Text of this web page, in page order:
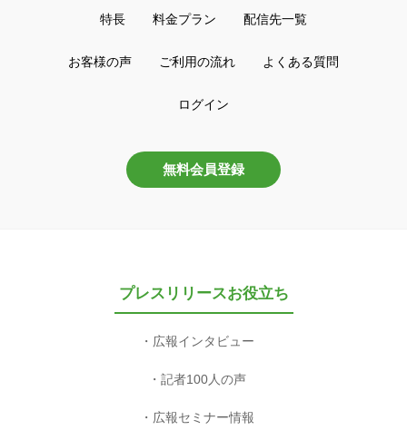
特長 料金プラン 配信先一覧
お客様の声 ご利用の流れ よくある質問
ログイン
無料会員登録
プレスリリースお役立ち
広報インタビュー
記者100人の声
広報セミナー情報